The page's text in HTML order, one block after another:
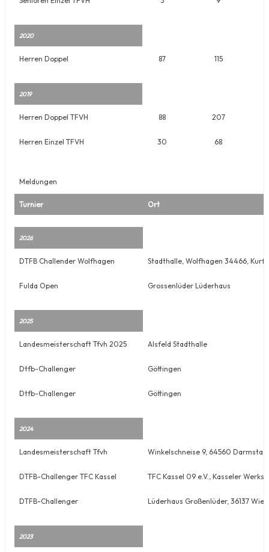
2020
Herren Doppel 87 115
2019
Herren Doppel TFVH 88 207
Herren Einzel TFVH 30 68
Meldungen
Turnier Ort
2026
DTFB Challender Wolfhagen Stadthalle, Wolfhagen 34466,
Fulda Open Grossenlüder Lüderhaus
2025
Landesmeisterschaft Tfvh 2025 Alsfeld Stadthalle
Dtfb-Challenger Göttingen
Dtfb-Challenger Göttingen
2024
Landesmeisterschaft Tfvh Winkelschneise 9, 64560
DTFB-Challenger TFC Kassel TFC Kassel 09 e.V., Kasseler
DTFB-Challenger Lüderhaus Großenlüder, 36137
2023